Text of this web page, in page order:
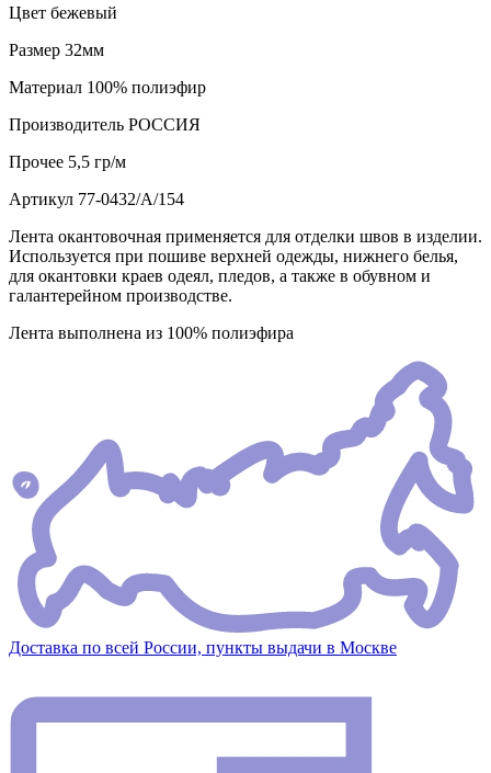
Цвет бежевый
Размер 32мм
Материал 100% полиэфир
Производитель РОССИЯ
Прочее 5,5 гр/м
Артикул 77-0432/А/154
Лента окантовочная применяется для отделки швов в изделии.
Используется при пошиве верхней одежды, нижнего белья,
для окантовки краев одеял, пледов, а также в обувном и
галантерейном производстве.
Лента выполнена из 100% полиэфира
Доставка по всей России, пункты выдачи в Москве